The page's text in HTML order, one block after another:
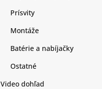
Prísvity
Montáže
Batérie a nabíjačky
Ostatné
Video dohľad